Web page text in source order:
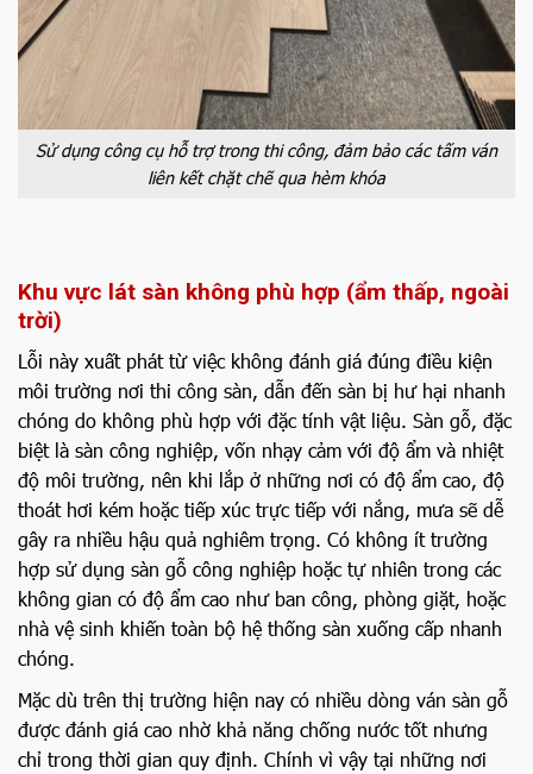
Sử dụng công cụ hỗ trợ trong thi công, đảm bảo các tấm ván
liên kết chặt chẽ qua hèm khóa
Khu vực lát sàn không phù hợp (ẩm thấp, ngoài
trời)
Lỗi này xuất phát từ việc không đánh giá đúng điều kiện
môi trường nơi thi công sàn, dẫn đến sàn bị hư hại nhanh
chóng do không phù hợp với đặc tính vật liệu. Sàn gỗ, đặc
biệt là sàn công nghiệp, vốn nhạy cảm với độ ẩm và nhiệt
độ môi trường, nên khi lắp ở những nơi có độ ẩm cao, độ
thoát hơi kém hoặc tiếp xúc trực tiếp với nắng, mưa sẽ dễ
gây ra nhiều hậu quả nghiêm trọng. Có không ít trường
hợp sử dụng sàn gỗ công nghiệp hoặc tự nhiên trong các
không gian có độ ẩm cao như ban công, phòng giặt, hoặc
nhà vệ sinh khiến toàn bộ hệ thống sàn xuống cấp nhanh
chóng.
Mặc dù trên thị trường hiện nay có nhiều dòng ván sàn gỗ
được đánh giá cao nhờ khả năng chống nước tốt nhưng
chỉ trong thời gian quy định. Chính vì vậy tại những nơi